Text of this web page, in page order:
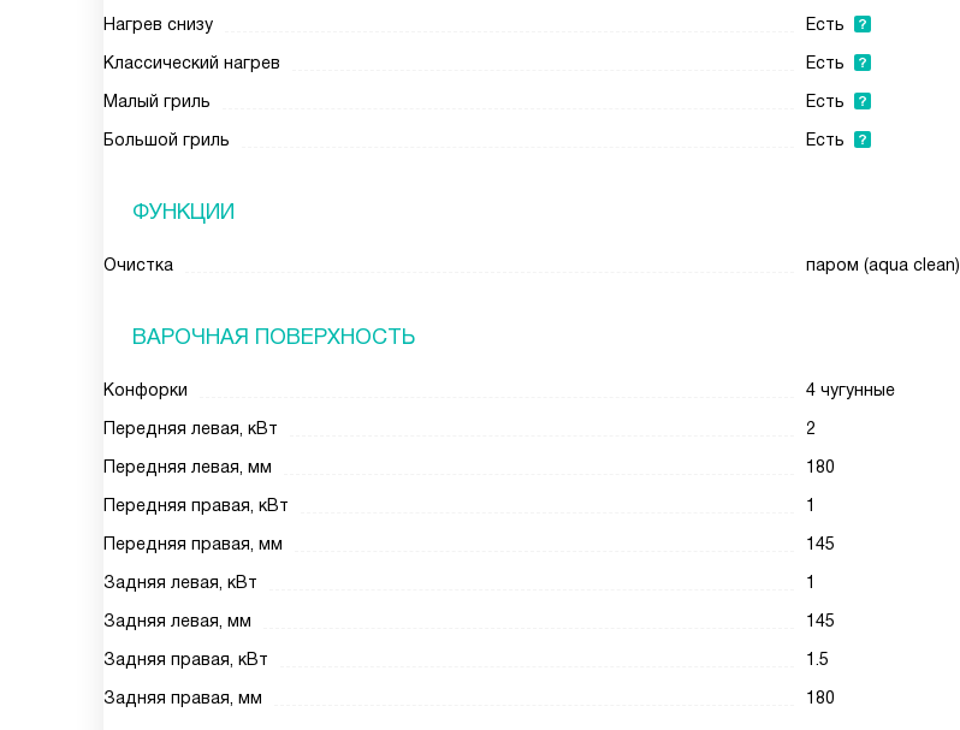
Нагрев снизу
Есть
Классический нагрев
Есть
Малый гриль
Есть
Большой гриль
Есть
ФУНКЦИИ
Очистка паром (aqua clean)
ВАРОЧНАЯ ПОВЕРХНОСТЬ
Конфорки
4 чугунные
Передняя левая, кВт
2
Передняя левая, мм
180
Передняя правая, кВт
1
Передняя правая, мм
145
Задняя левая, кВт
1
Задняя левая, мм
145
Задняя правая, кВт
1.5
Задняя правая, мм
180